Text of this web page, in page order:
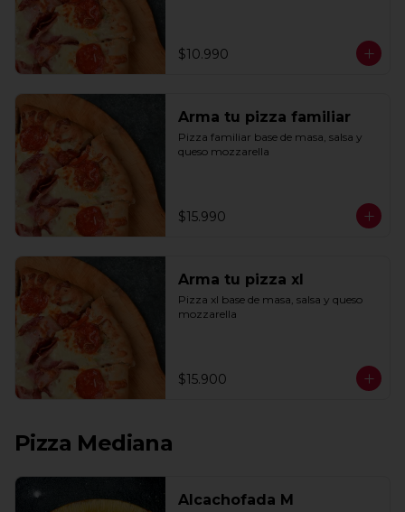
$10.990
Arma tu pizza familiar
Pizza familiar base de masa, salsa y
queso mozzarella
$15.990
Arma tu pizza xl
Pizza xl base de masa, salsa y queso
mozzarella
$15.900
Pizza Mediana
Alcachofada M